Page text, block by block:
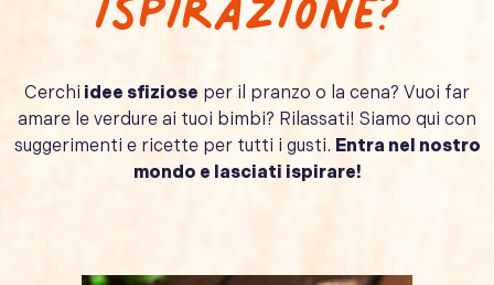
Cerchi idee sfiziose per il pranzo o la cena? Vuoi far
amare le verdure ai tuoi bimbi? Rilassati! Siamo qui con
suggerimenti e ricette per tutti i gusti. Entra nel nostro
mondo e lasciati ispirare!